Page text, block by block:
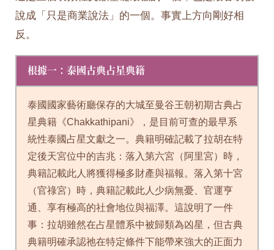
說成「只是商業說法」的一個。事實上方向剛好相
反。
根據一：泰國古典占星典籍
泰國國家藝術廳保存的大城至曼谷王朝初期古典占
星典籍《Chakkathipani》，是目前可查的最早系
統性泰國占星文獻之一。典籍明確記載了拉胡在特
定後天宮位中的吉兆：落入第六宮（阿里宮）時，
典籍記載此人將獲得極多財產與福報。落入第十宮
（官祿宮）時，典籍記載此人少病無憂、官運亨
通、享有極高的社會地位與福澤。這說明了一件
事：拉胡雖然在占星體系中被歸類為凶星，但古典
典籍明確承認祂在特定條件下能帶來強大的正面力